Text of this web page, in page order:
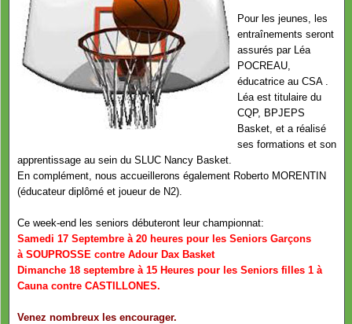
Pour les jeunes, les
entraînements seront
assurés par Léa
POCREAU,
éducatrice au CSA .
Léa est titulaire du
CQP, BPJEPS
Basket, et a réalisé
ses formations et son
apprentissage au sein du SLUC Nancy Basket.
En complément, nous accueillerons également Roberto MORENTIN
(éducateur diplômé et joueur de N2).
Ce week-end les seniors débuteront leur championnat:
Samedi 17 Septembre à 20 heures pour les Seniors Garçons
à SOUPROSSE contre Adour Dax Basket
Dimanche 18 septembre à 15 Heures pour les Seniors filles 1 à
Cauna contre CASTILLONES.
Venez nombreux les encourager.